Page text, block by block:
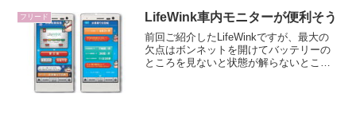
フリード LifeWink車内モニターが便利そう
前回ご紹介したLifeWinkですが、最大の
欠点はボンネットを開けてバッテリーの
ところを見ないと状態が解らないところ